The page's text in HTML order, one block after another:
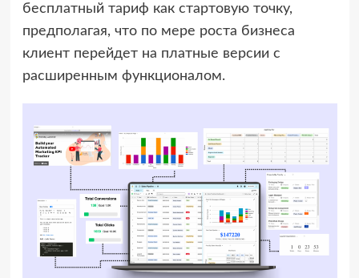
бесплатный тариф как стартовую точку,
предполагая, что по мере роста бизнеса
клиент перейдет на платные версии с
расширенным функционалом.